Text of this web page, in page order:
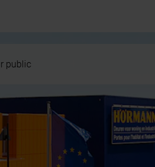
public